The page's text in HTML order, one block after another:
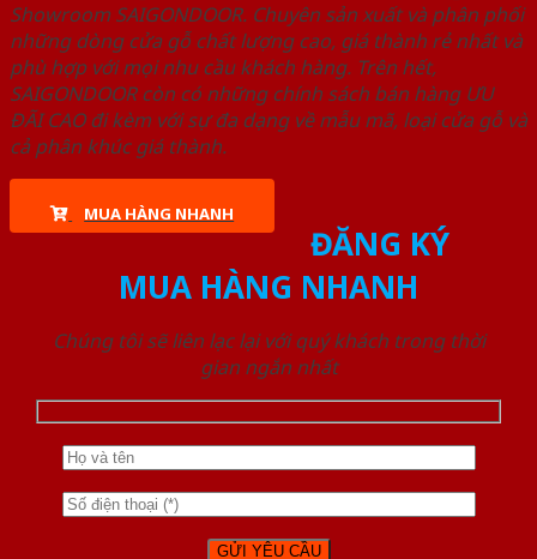
Showroom SAIGONDOOR. Chuyên sản xuất và phân phối
những dòng cửa gỗ chất lượng cao, giá thành rẻ nhất và
phù hợp với mọi nhu cầu khách hàng. Trên hết,
SAIGONDOOR còn có những chính sách bán hàng ƯU
ĐÃI CAO đi kèm với sự đa dạng về mẫu mã, loại cửa gỗ và
cả phân khúc giá thành.
MUA HÀNG NHANH
ĐĂNG KÝ
MUA HÀNG NHANH
Chúng tôi sẽ liên lạc lại với quý khách trong thời
gian ngắn nhất